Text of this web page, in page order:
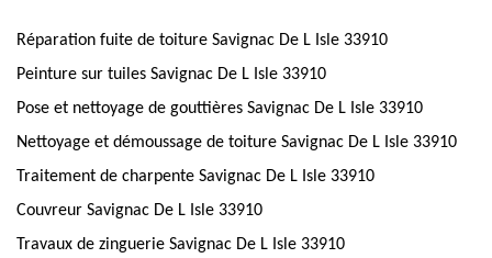
Réparation fuite de toiture Savignac De L Isle 33910
Peinture sur tuiles Savignac De L Isle 33910
Pose et nettoyage de gouttières Savignac De L Isle 33910
Nettoyage et démoussage de toiture Savignac De L Isle 33910
Traitement de charpente Savignac De L Isle 33910
Couvreur Savignac De L Isle 33910
Travaux de zinguerie Savignac De L Isle 33910